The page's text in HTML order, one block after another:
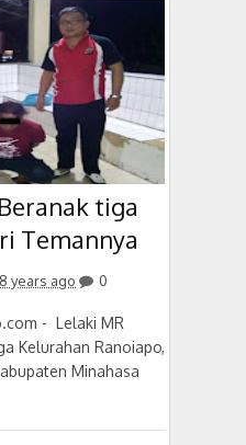
tiga
Temannya
8 years ago 0
- Lelaki MR
Kelurahan Ranoiapo,
Minahasa